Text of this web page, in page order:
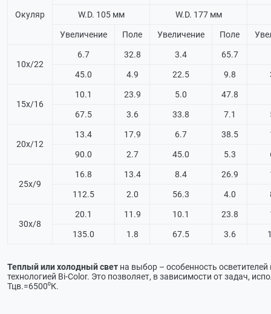
Окуляр W.D. 105 мм W.D. 177 мм
Увеличение Поле Увеличение Поле
10х/22
6.7 32.8 3.4 65.7
45.0 4.9 22.5 9.8
15х/16
10.1 23.9 5.0 47.8
67.5 3.6 33.8 7.1
20х/12
13.4 17.9 6.7 38.5
90.0 2.7 45.0 5.3
25х/9
16.8 13.4 8.4 26.9
112.5 2.0 56.3 4.0
30х/8
20.1 11.9 10.1 23.8
135.0 1.8 67.5 3.6
Теплый или холодный свет на выбор – особенность
технологией Bi-Color. Это позволяет, в зависимости от задач,
Тцв.=6500⁰К.